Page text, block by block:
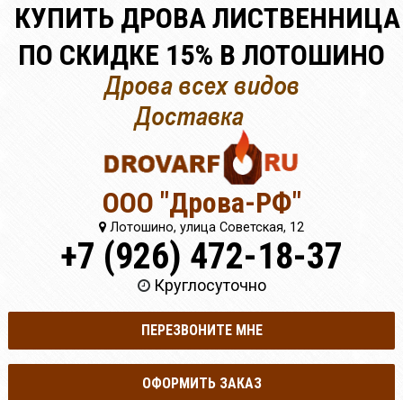
КУПИТЬ ДРОВА ЛИСТВЕННИЦА
ПО СКИДКЕ 15% В ЛОТОШИНО
ООО "Дрова-РФ"
Лотошино, улица Советская, 12
+7 (926) 472-18-37
Круглосуточно
ПЕРЕЗВОНИТЕ МНЕ
ОФОРМИТЬ ЗАКАЗ